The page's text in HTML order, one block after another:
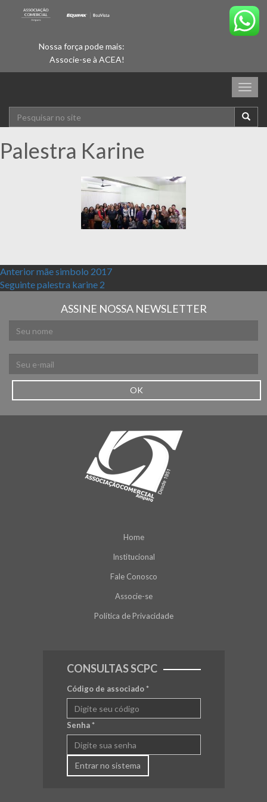
Nossa força pode mais:
Associe-se à ACEA!
Palestra Karine
Navegação de Post
AnteriorPost anterior:
mãe simbolo 2017
SeguintePróximo post:
palestra karine 2
ASSINE NOSSA NEWSLETTER
OK
Home
Institucional
Fale Conosco
Associe-se
Política de Privacidade
CONSULTAS SCPC
Código de associado*
Senha*
Entrar no sistema